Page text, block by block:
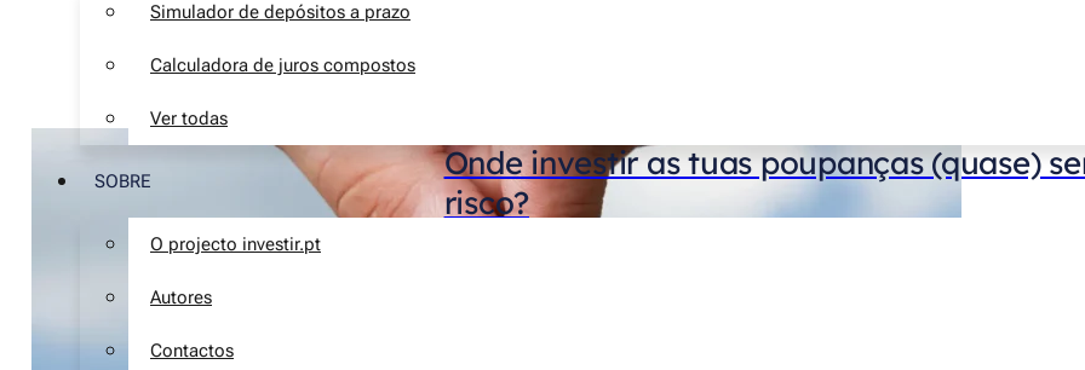
Simulador de depósitos a prazo
Calculadora de juros compostos
Ver todas
SOBRE
O projecto investir.pt
Autores
Contactos
Onde investir as tuas poupanças (quase)
risco?